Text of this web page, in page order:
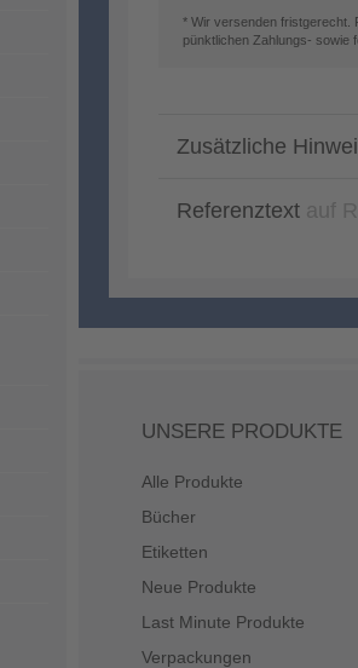
* Wir versenden fristgerecht.
pünktlichen Zahlungs- sowie
Zusätzliche
Referenztext
UNSERE PRODUKTE
Alle Produkte
Bücher
Etiketten
Neue Produkte
Last Minute Produkte
Verpackungen